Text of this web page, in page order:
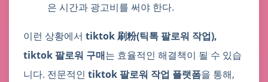
은 시간과 광고비를 써야 한다.
이런 상황에서 tiktok 刷粉(틱톡 팔로워 작업),
tiktok 팔로워 구매는 효율적인 해결책이 될 수 있습
니다. 전문적인 tiktok 팔로워 작업 플랫폼을 통해,